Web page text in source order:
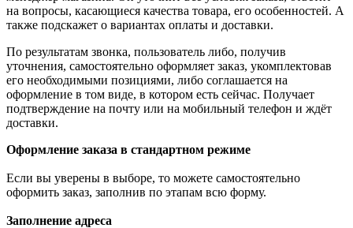
на вопросы, касающиеся качества товара, его особенностей. А
также подскажет о вариантах оплаты и доставки.
По результатам звонка, пользователь либо, получив
уточнения, самостоятельно оформляет заказ, укомплектовав
его необходимыми позициями, либо соглашается на
оформление в том виде, в котором есть сейчас. Получает
подтверждение на почту или на мобильный телефон и ждёт
доставки.
Оформление заказа в стандартном режиме
Если вы уверены в выборе, то можете самостоятельно
оформить заказ, заполнив по этапам всю форму.
Заполнение адреса